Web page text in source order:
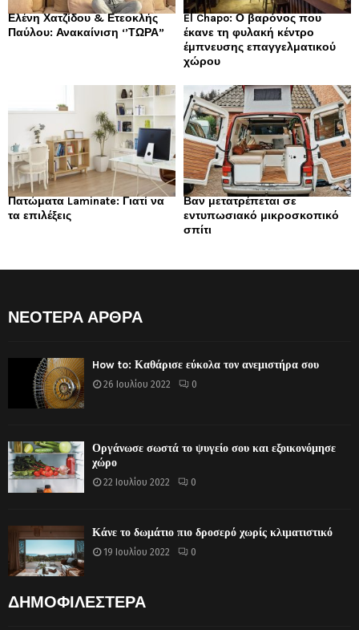
Ελένη Χατζίδου & Ετεοκλής
Παύλου: Ανακαίνιση ‘’ΤΩΡΑ”
El Chapo: Ο βαρόνος που
έκανε τη φυλακή κέντρο
έμπνευσης επαγγελματικού
χώρου
Πατώματα Laminate: Γιατί να
τα επιλέξεις
Βαν μετατρέπεται σε
εντυπωσιακό μικροσκοπικό
σπίτι
ΝΕΟΤΕΡΑ ΑΡΘΡΑ
How to: Καθάρισε εύκολα τον ανεμιστήρα σου
26 Ιουλίου 2022 0
Οργάνωσε σωστά το ψυγείο σου και εξοικονόμησε
χώρο
22 Ιουλίου 2022 0
Κάνε το δωμάτιο πιο δροσερό χωρίς κλιματιστικό
19 Ιουλίου 2022 0
ΔΗΜΟΦΙΛΕΣΤΕΡΑ